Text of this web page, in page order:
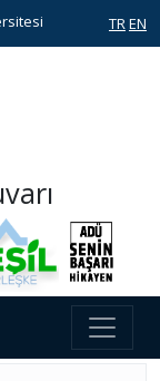
TR EN